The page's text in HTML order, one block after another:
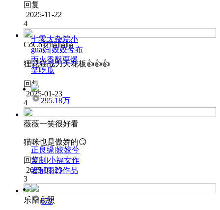
回复
2025-11-22
4
CoCo呀喵喵喵
狸花猫战力天花板👍👍👍
回复
2025-01-23
4
薇薇一笑很好看
猫咪也是傲娇的😏
回复
2025-01-23
3
乐阳高照
七零大杂院小
gua妇|姣姣兮布
丙火香酥栗爆
笑吃瓜
295.18万
正良缘|姣姣兮
监制|小福女作
者郁雨竹作品
679